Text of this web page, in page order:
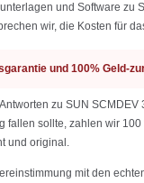
und Software zu
wir, die Kosten für
und 100% Geld-
zu SUN
fallen sollte, zahlen wir
und original.
mit den